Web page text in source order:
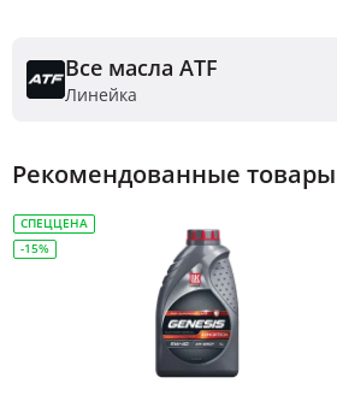
Все масла ATF
Линейка
Рекомендованные товары
СПЕЦЦЕНА
-15%